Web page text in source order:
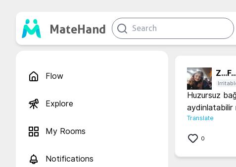
MateHand
Flow
Explore
My Rooms
Notifications
Z...
Huzursuz
aydinlatabilir
Translate
0